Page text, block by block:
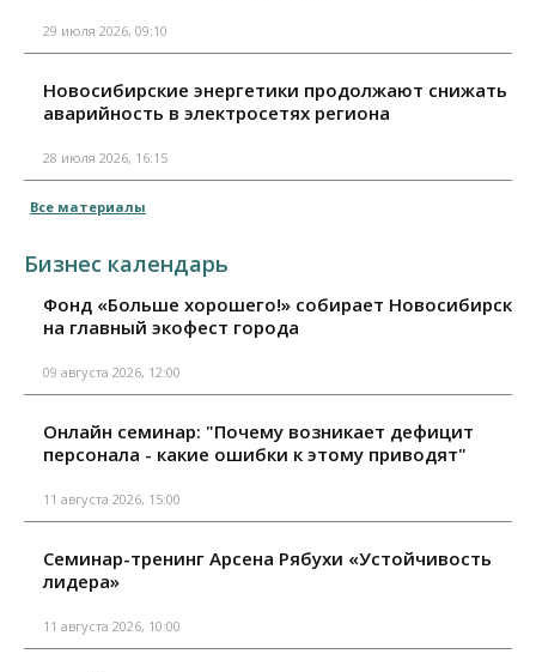
29 июля 2026, 09:10
Новосибирские энергетики продолжают снижать
аварийность в электросетях региона
28 июля 2026, 16:15
Все материалы
Бизнес календарь
Фонд «Больше хорошего!» собирает Новосибирск
на главный экофест города
09 августа 2026, 12:00
Онлайн семинар: "Почему возникает дефицит
персонала - какие ошибки к этому приводят"
11 августа 2026, 15:00
Семинар-тренинг Арсена Рябухи «Устойчивость
лидера»
11 августа 2026, 10:00